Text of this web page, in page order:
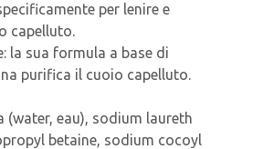
per lenire e
capelluto.
la sua formula a base di
purifica il cuoio capelluto.
(water, eau), sodium laureth
betaine, sodium cocoyl